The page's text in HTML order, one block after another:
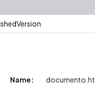
Name: